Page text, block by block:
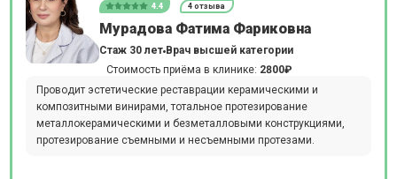
4.4 4 отзыва
Мурадова Фатима Фариковна
Стаж 30 лет Врач высшей категории
Стоимость приёма в клинике: 2800₽
Проводит эстетические реставрации керамическими и
композитными винирами, тотальное протезирование
металлокерамическими и безметалловыми конструкциями,
протезирование съемными и несъемными протезами.